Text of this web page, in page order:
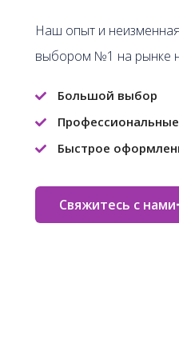
Наш опыт и
выбором №1 на рынке
Большой выбор
Быстрое
Свяжитесь с нами